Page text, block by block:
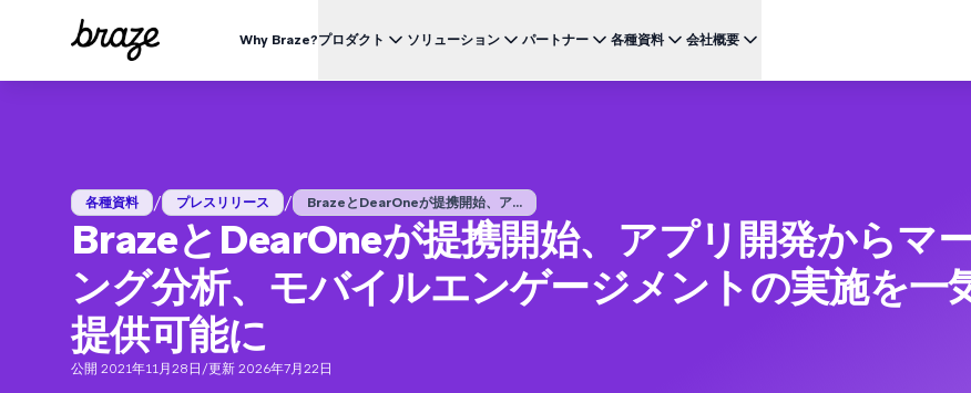
Why Braze?プロダクト
詳細はこちら
価格
BrazeAl™ UPDATES
AIによる自動化、学習、パーソナライズ
Braze データプラットフォーム
データを収集、統合、有効化
クロスチャネル
マルチステップのクロスチャネル体験を創出
BrazeAI™ Agents NEW
常時稼働のAIエージェントで、よりスマートなエ
ンゲージメントを拡大
ソリューション
外食 & ファーストフード
デリバリー & クイックコマース
旅行 & ホスピタリティ
メディア & エンターテイメント
金融サービス
生産性の向上
顧客獲得の向上
解約防止
エンゲージメント向上
パートナー 各種資料
ブログ
動画
ウェビナー ＆ イベント
ユーザーガイド
会社概要
い。
プレスリリース/メディア掲載
Brazeの最新情報をご覧ください。
リーガル（英語）
当社の規約、ポリシー、コンプライアンスなどに関する情
報をご覧ください。
各種資料 / プレスリリース / BrazeとDearOneが提携開始、ア...
BrazeとDearOneが提携開始、アプリ開発からマ
ング分析、モバイルエンゲージメントの実施を一
提供可能に
公開 2021年11月28日/更新 2026年7月22日